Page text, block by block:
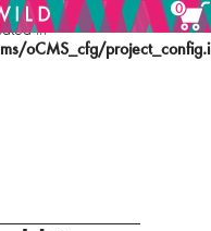
in
oCMS_cfg/
0